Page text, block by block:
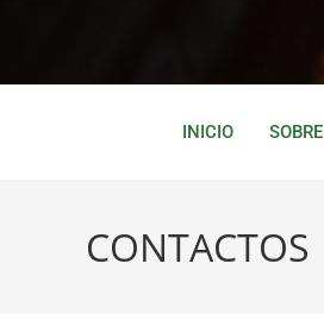
INICIO SOBRE
CONTACTOS